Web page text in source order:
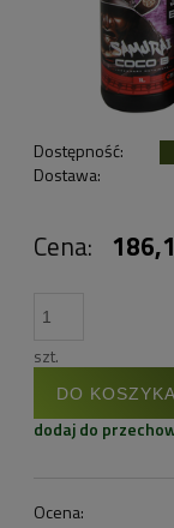
Dostępność:
Dostawa:
Cena nie
Cena:
szt.
DO KOSZYKA
dodaj do
Ocena: